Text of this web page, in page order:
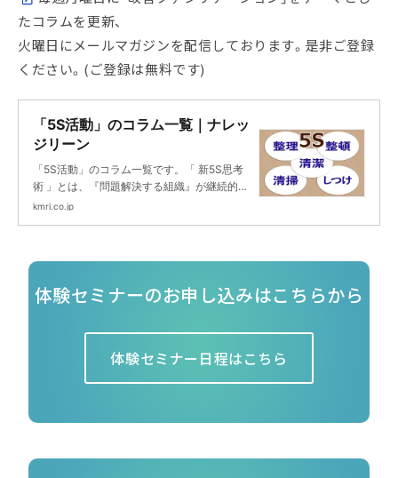
たコラムを更新、
火曜日にメールマガジンを配信しております。是非ご登録
ください。(ご登録は無料です)
「5S活動」のコラム一覧｜ナレッ
ジリーン
「5S活動」のコラム一覧です。「 新5S思考
術 」とは、『問題解決する組織』が継続的に
行っている5S活動です。 全ての組織の改善や
kmri.co.jp
体験セミナーのお申し込みはこちらから
体験セミナー日程はこちら